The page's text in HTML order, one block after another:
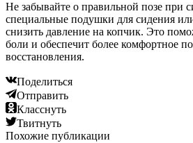
Не забывайте о правильной позе при
специальные подушки для сидения
снизить давление на копчик. Это
боли и обеспечит более комфортное
восстановления.
Поделиться
Отправить
Класснуть
Твитнуть
Похожие публикации